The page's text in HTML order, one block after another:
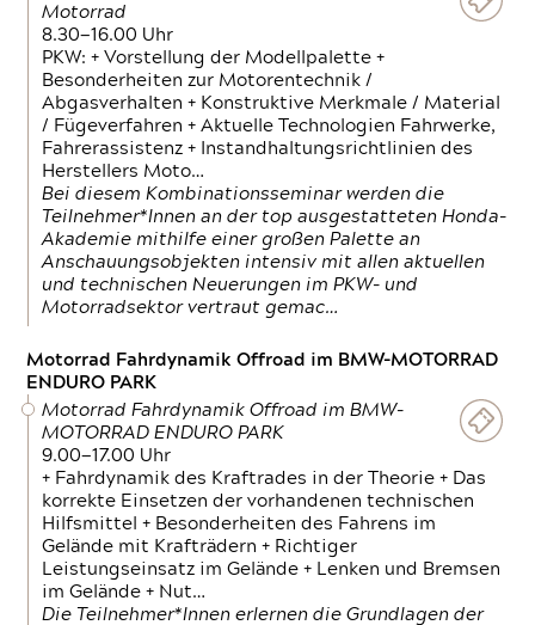
Motorrad
8.30—16.00 Uhr
PKW: + Vorstellung der Modellpalette +
Besonderheiten zur Motorentechnik /
Abgasverhalten + Konstruktive Merkmale / Material
/ Fügeverfahren + Aktuelle Technologien Fahrwerke,
Fahrerassistenz + Instandhaltungsrichtlinien des
Herstellers Moto…
Bei diesem Kombinationsseminar werden die
Teilnehmer*Innen an der top ausgestatteten Honda-
Akademie mithilfe einer großen Palette an
Anschauungsobjekten intensiv mit allen aktuellen
und technischen Neuerungen im PKW- und
Motorradsektor vertraut gemac…
Motorrad Fahrdynamik Offroad im BMW-MOTORRAD
ENDURO PARK
Motorrad Fahrdynamik Offroad im BMW-
MOTORRAD ENDURO PARK
9.00—17.00 Uhr
+ Fahrdynamik des Kraftrades in der Theorie + Das
korrekte Einsetzen der vorhandenen technischen
Hilfsmittel + Besonderheiten des Fahrens im
Gelände mit Krafträdern + Richtiger
Leistungseinsatz im Gelände + Lenken und Bremsen
im Gelände + Nut…
Die Teilnehmer*Innen erlernen die Grundlagen der